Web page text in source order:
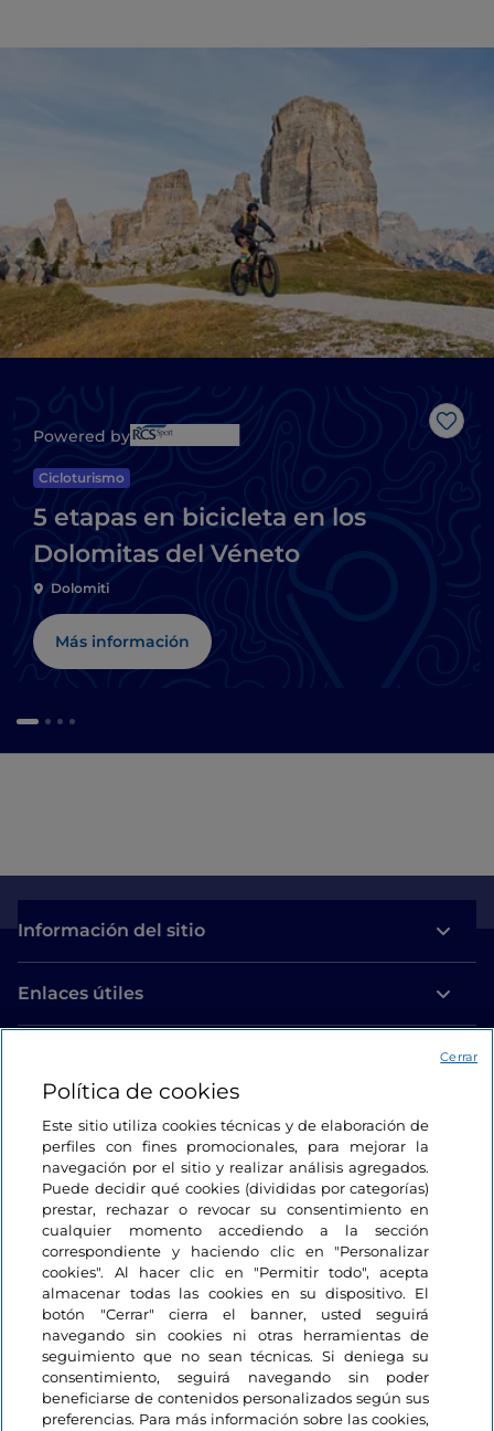
Me
Powered by
Cicloturismo
5 etapas en bicicleta en los
Dolomitas del Véneto
Dolomiti
Más información
Información del sitio
Enlaces útiles
Estamos en contacto
Política de cookies
Este sitio utiliza cookies técnicas y de elaboración de
perfiles con fines promocionales, para mejorar la
navegación por el sitio y realizar análisis agregados.
Puede decidir qué cookies (divididas por categorías)
prestar, rechazar o revocar su consentimiento en
cualquier momento accediendo a la sección
correspondiente y haciendo clic en "Personalizar
cookies". Al hacer clic en "Permitir todo", acepta
almacenar todas las cookies en su dispositivo. El
botón "Cerrar" cierra el banner, usted seguirá
navegando sin cookies ni otras herramientas de
seguimiento que no sean técnicas. Si deniega su
consentimiento, seguirá navegando sin poder
beneficiarse de contenidos personalizados según sus
preferencias. Para más información sobre las cookies,
Cerrar